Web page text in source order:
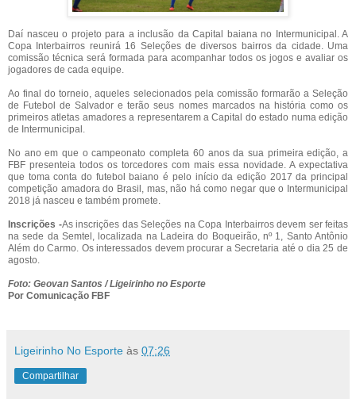
Daí nasceu o projeto para a inclusão da Capital baiana no Intermunicipal. A
Copa Interbairros reunirá 16 Seleções de diversos bairros da cidade. Uma
comissão técnica será formada para acompanhar todos os jogos e avaliar os
jogadores de cada equipe.
Ao final do torneio, aqueles selecionados pela comissão formarão a Seleção
de Futebol de Salvador e terão seus nomes marcados na história como os
primeiros atletas amadores a representarem a Capital do estado numa edição
de Intermunicipal.
No ano em que o campeonato completa 60 anos da sua primeira edição, a
FBF presenteia todos os torcedores com mais essa novidade. A expectativa
que toma conta do futebol baiano é pelo início da edição 2017 da principal
competição amadora do Brasil, mas, não há como negar que o Intermunicipal
2018 já nasceu e também promete.
Inscrições -As inscrições das Seleções na Copa Interbairros devem ser feitas
na sede da Semtel, localizada na Ladeira do Boqueirão, nº 1, Santo Antônio
Além do Carmo. Os interessados devem procurar a Secretaria até o dia 25 de
agosto.
Foto: Geovan Santos / Ligeirinho no Esporte
Por Comunicação FBF
Ligeirinho No Esporte às 07:26
Compartilhar